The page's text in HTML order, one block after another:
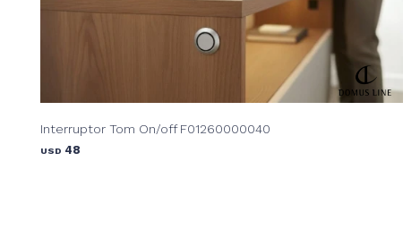
Interruptor Tom On/off F01260000040
USD 48